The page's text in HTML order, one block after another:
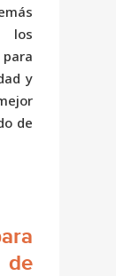
y
de
de